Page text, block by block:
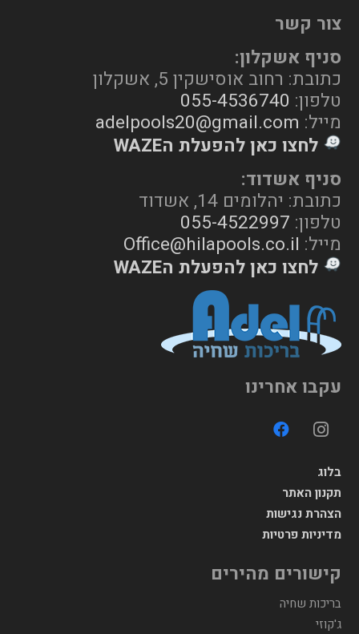
צור קשר
סניף אשקלון:
כתובת: רחוב אוסישקין 5, אשקלון
טלפון: 055-4536740
מייל: adelpools20@gmail.com
לחצו כאן להפעלת הWAZE
סניף אשדוד:
כתובת: יהלומים 14, אשדוד
טלפון: 055-4522997
מייל: Office@hilapools.co.il
לחצו כאן להפעלת הWAZE
עקבו אחרינו
בלוג
תקנון האתר
הצהרת נגישות
מדיניות פרטיות
קישורים מהירים
בריכות שחיה
ג'קוזי